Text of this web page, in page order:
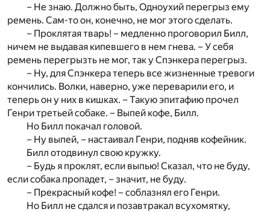
– Не знаю. Должно быть, Одноухий перегрыз ему
ремень. Сам-то он, конечно, не мог этого сделать.
– Проклятая тварь! – медленно проговорил Билл,
ничем не выдавая кипевшего в нем гнева. – У себя
ремень перегрызть не мог, так у Спэнкера перегрыз.
– Ну, для Спэнкера теперь все жизненные тревоги
кончились. Волки, наверно, уже переварили его, и
теперь он у них в кишках. – Такую эпитафию прочел
Генри третьей собаке. – Выпей кофе, Билл.
Но Билл покачал головой.
– Ну выпей, – настаивал Генри, подняв кофейник.
Билл отодвинул свою кружку.
– Будь я проклят, если выпью! Сказал, что не буду,
если собака пропадет, – значит, не буду.
– Прекрасный кофе! – соблазнял его Генри.
Но Билл не сдался и позавтракал всухомятку,